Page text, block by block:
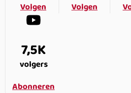
Volgen
Volgen
7,5K
volgers
Abonneren